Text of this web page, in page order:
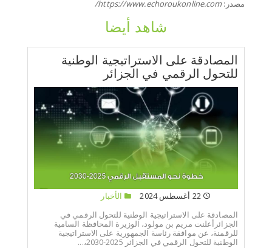
مصدر:https://www.echoroukonline.com/
شاهد أيضا
المصادقة على الاستراتيجية الوطنية
للتحول الرقمي في الجزائر
22 أغسطس 2024
الأخبار
المصادقة على الاستراتيجية الوطنية للتحول الرقمي في
الجزائرأعلنت مريم بن مولود، الوزيرة المحافظة السامية
للرقمنة، عن موافقة رئاسة الجمهورية على الاستراتيجية
الوطنية للتحول الرقمي في الجزائر 2025-2030،...